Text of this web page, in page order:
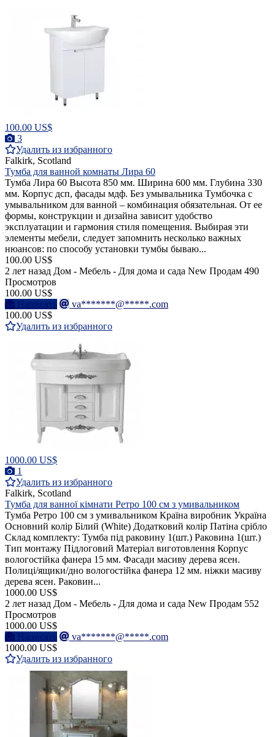
100.00 US$
3
Удалить из избранного
Falkirk, Scotland
Тумба для ванной комнаты Лира 60
Тумба Лира 60 Высота 850 мм. Ширина 600 мм. Глубина 330
мм. Корпус дсп, фасады мдф. Без умывальника Тумбочка с
умывальником для ванной – комбинация обязательная. От ее
формы, конструкции и дизайна зависит удобство
эксплуатации и гармония стиля помещения. Выбирая эти
элементы мебели, следует запомнить несколько важных
нюансов: по способу установки тумбы бываю...
100.00 US$
2 лет назад Дом - Мебель - Для дома и сада New Продам 490
Просмотров
100.00 US$
Написать
va*******@*****.com
100.00 US$
Удалить из избранного
1000.00 US$
1
Удалить из избранного
Falkirk, Scotland
Тумба для ванної кімнати Ретро 100 см з умивальником
Тумба Ретро 100 см з умивальником Країна виробник Україна
Основний колір Білий (White) Додатковий колір Патіна срібло
Склад комплекту: Тумба під раковину 1(шт.) Раковина 1(шт.)
Тип монтажу Підлоговий Матеріал виготовлення Корпус
вологостійка фанера 15 мм. Фасади масиву дерева ясен.
Полиці/ящики/дно вологостійка фанера 12 мм. ніжки масиву
дерева ясен. Раковин...
1000.00 US$
2 лет назад Дом - Мебель - Для дома и сада New Продам 552
Просмотров
1000.00 US$
Написать
va*******@*****.com
1000.00 US$
Удалить из избранного